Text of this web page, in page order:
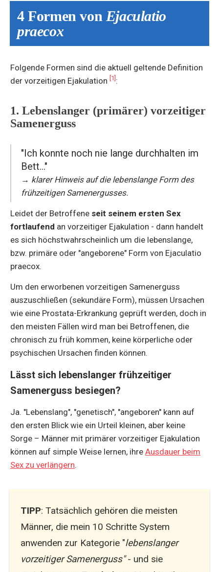
4 Formen von Ejaculatio
praecox
Folgende Formen sind die aktuell geltende Definition
der vorzeitigen Ejakulation [1] :
1. Lebenslanger (primärer) vorzeitiger
Samenerguss
"Ich konnte noch nie lange durchhalten im
Bett..."
→ klarer Hinweis auf die lebenslange Form des
frühzeitigen Samenergusses.
Leidet der Betroffene seit seinem ersten Sex
fortlaufend an vorzeitiger Ejakulation - dann handelt
es sich höchstwahrscheinlich um die lebenslange,
bzw. primäre oder "angeborene" Form von Ejaculatio
praecox.
Um den erworbenen vorzeitigen Samenerguss
auszuschließen (sekundäre Form), müssen Ursachen
wie eine Prostata-Erkrankung geprüft werden, doch in
den meisten Fällen wird man bei Betroffenen, die
chronisch zu früh kommen, keine körperliche oder
psychischen Ursachen finden können.
Lässt sich lebenslanger frühzeitiger
Samenerguss besiegen?
Ja. "Lebenslang", "genetisch", "angeboren" kann auf
den ersten Blick wie ein Urteil kleinen, aber keine
Sorge – Männer mit primärer vorzeitiger Ejakulation
können auf simple Weise lernen, ihre Ausdauer beim
Sex zu verlängern.
TIPP: Tatsächlich gehören die meisten
Männer, die mein 10 Schritte System
anwenden zur Kategorie "lebenslanger
vorzeitiger Samenerguss"- und sie